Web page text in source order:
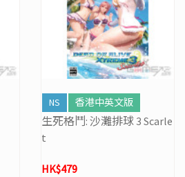
NS 香港中英文版
生死格鬥: 沙灘排球 3 Scarle
t
HK$479